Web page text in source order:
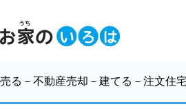
売る －不動産売却－ 建てる －注文住